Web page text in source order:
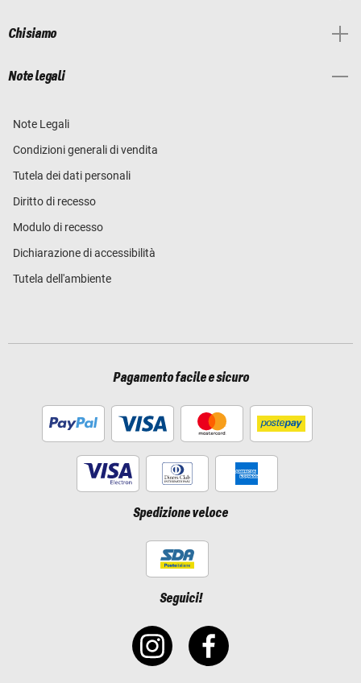
Chi siamo
Note legali
Note Legali
Condizioni generali di vendita
Tutela dei dati personali
Diritto di recesso
Modulo di recesso
Dichiarazione di accessibilità
Tutela dell'ambiente
Pagamento facile e sicuro
Spedizione veloce
Seguici!